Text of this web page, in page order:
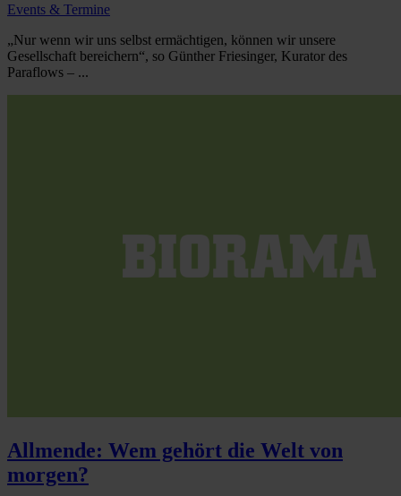
Events & Termine
„Nur wenn wir uns selbst ermächtigen, können wir unsere
Gesellschaft bereichern“, so Günther Friesinger, Kurator des
Paraflows – ...
Allmende: Wem gehört die Welt von
morgen?